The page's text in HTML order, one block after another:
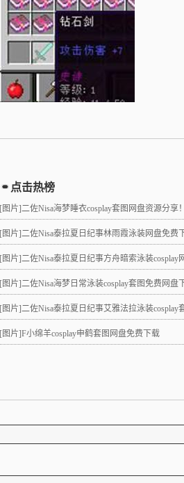
点击热榜
[图片]二佐Nisa海梦睡衣cosplay套图网盘资源分享！
[图片]二佐Nisa泰拉夏日纪事林雨霞泳装网盘免费
[图片]二佐Nisa泰拉夏日纪事方舟暗索泳装cosplay网盘分
[图片]二佐Nisa海梦日常泳装cosplay套图免费网盘
[图片]二佐Nisa泰拉夏日纪事艾雅法拉泳装cosplay套图网盘免费
[图片]F小绵羊cosplay申鹤套图网盘免费下载